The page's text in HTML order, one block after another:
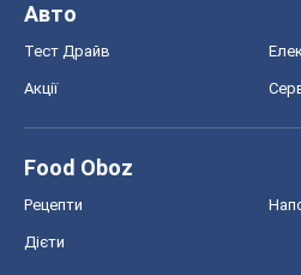
Авто
Тест Драйв
Акції
Food Oboz
Рецепти
Дієти